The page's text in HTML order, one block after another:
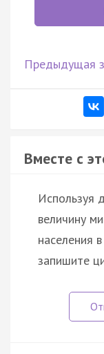
Предыдущая
Вместе с
Используя
величину
населения
запишите